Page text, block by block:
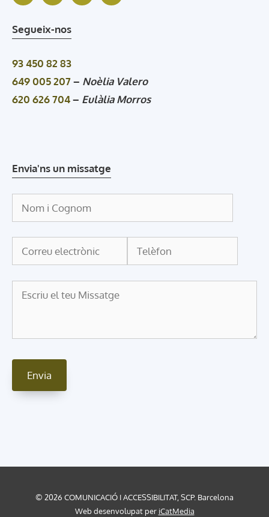
Segueix-nos
93 450 82 83
649 005 207– Noèlia Valero
620 626 704– Eulàlia Morros
Envia'ns un missatge
© 2026 COMUNICACIÓ I ACCESSIBILITAT, SCP. Barcelona
Web desenvolupat per iCatMedia